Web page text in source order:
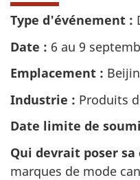
Type d'événement :
Date : 6 au 9
Emplacement :
Industrie : Produits
Date limite de
Qui devrait poser
marques de mode